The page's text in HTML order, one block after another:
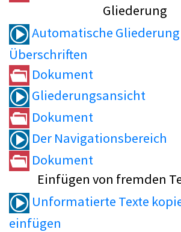
Gliederung
Automatische
Überschriften
Dokument
Gliederungsansicht
Dokument
Der Navigationsbereich
Dokument
Einfügen von fremden
Unformatierte Texte
einfügen